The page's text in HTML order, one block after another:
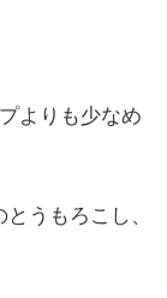
よりも少なめ
うもろこし、